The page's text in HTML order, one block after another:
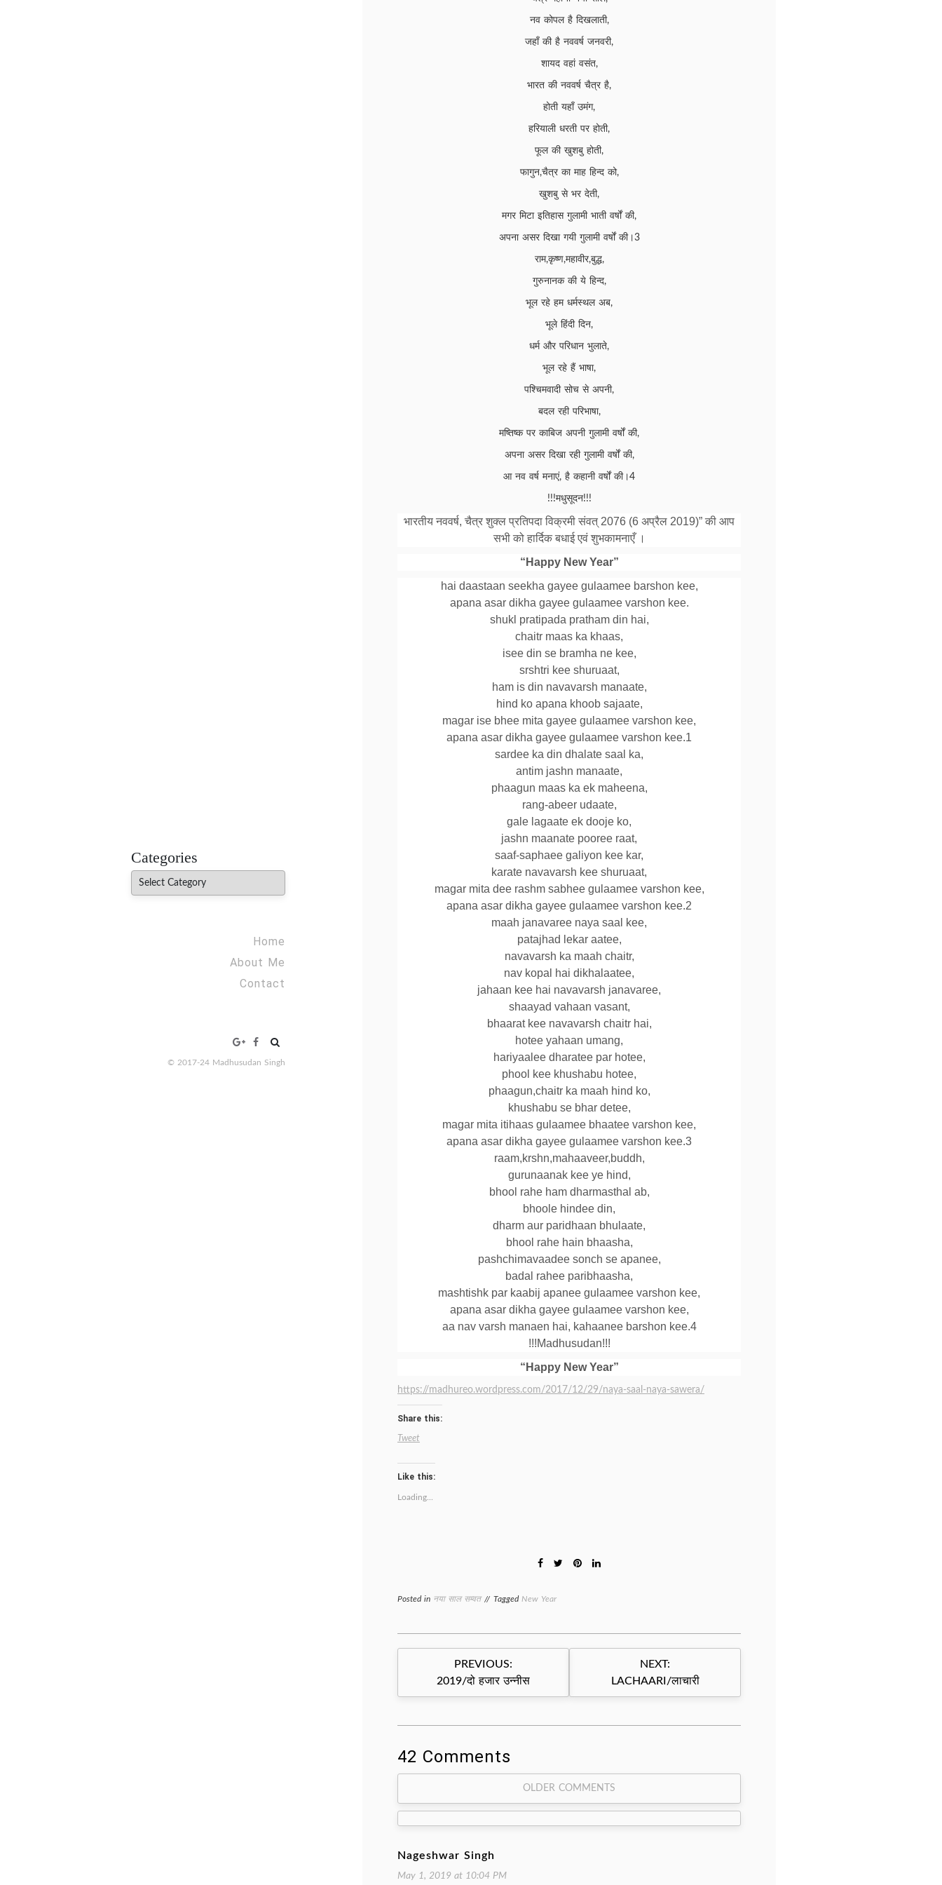
Categories
Categories
Home
About Me
Contact
Search
© 2017-24 Madhusudan Singh
नव कोपल है दिखलाती,
जहाँ की है नववर्ष जनवरी,
शायद वहां वसंत,
भारत की नववर्ष चैत्र है,
होती यहाँ उमंग,
हरियाली धरती पर होती,
फूल की खुशबु होती,
फागुन,चैत्र का माह हिन्द को,
खुशबु से भर देती,
मगर मिटा इतिहास गुलामी भाती वर्षों की,
अपना असर दिखा गयी गुलामी वर्षों की।3
राम,कृष्ण,महावीर,बुद्ध,
गुरुनानक की ये हिन्द,
भूल रहे हम धर्मस्थल अब,
भूले हिंदी दिन,
धर्म और परिधान भुलाते,
भूल रहे हैं भाषा,
पश्चिमवादी सोच से अपनी,
बदल रही परिभाषा,
मष्तिष्क पर काबिज अपनी गुलामी वर्षों की,
अपना असर दिखा रही गुलामी वर्षों की,
आ नव वर्ष मनाएं, है कहानी वर्षों की।4
!!!मधुसूदन!!!
भारतीय नववर्ष, चैत्र शुक्ल प्रतिपदा विक्रमी संवत् 2076 (6 अप्रैल 2019)” की आप
सभी को हार्दिक बधाई एवं शुभकामनाएँ ।
“Happy New Year”
hai daastaan seekha gayee gulaamee barshon kee,
apana asar dikha gayee gulaamee varshon kee.
shukl pratipada pratham din hai,
chaitr maas ka khaas,
isee din se bramha ne kee,
srshtri kee shuruaat,
ham is din navavarsh manaate,
hind ko apana khoob sajaate,
magar ise bhee mita gayee gulaamee varshon kee,
apana asar dikha gayee gulaamee varshon kee.1
sardee ka din dhalate saal ka,
antim jashn manaate,
phaagun maas ka ek maheena,
rang-abeer udaate,
gale lagaate ek dooje ko,
jashn maanate pooree raat,
saaf-saphaee galiyon kee kar,
karate navavarsh kee shuruaat,
magar mita dee rashm sabhee gulaamee varshon kee,
apana asar dikha gayee gulaamee varshon kee.2
maah janavaree naya saal kee,
patajhad lekar aatee,
navavarsh ka maah chaitr,
nav kopal hai dikhalaatee,
jahaan kee hai navavarsh janavaree,
shaayad vahaan vasant,
bhaarat kee navavarsh chaitr hai,
hotee yahaan umang,
hariyaalee dharatee par hotee,
phool kee khushabu hotee,
phaagun,chaitr ka maah hind ko,
khushabu se bhar detee,
magar mita itihaas gulaamee bhaatee varshon kee,
apana asar dikha gayee gulaamee varshon kee.3
raam,krshn,mahaaveer,buddh,
gurunaanak kee ye hind,
bhool rahe ham dharmasthal ab,
bhoole hindee din,
dharm aur paridhaan bhulaate,
bhool rahe hain bhaasha,
pashchimavaadee sonch se apanee,
badal rahee paribhaasha,
mashtishk par kaabij apanee gulaamee varshon kee,
apana asar dikha gayee gulaamee varshon kee,
aa nav varsh manaen hai, kahaanee barshon kee.4
!!!Madhusudan!!!
“Happy New Year”
https://madhureo.wordpress.com/2017/12/29/naya-saal-naya-sawera/
Share this:
Tweet
Like this:
Loading...
Posted in नया साल सम्वत Tagged New Year
Post
navigation
PREVIOUS:
2019/दो हजार उन्नीस
NEXT:
LACHAARI/लाचारी
42 Comments
navigation
OLDER COMMENTS
Nageshwar Singh
May 1, 2019 at 10:04 PM